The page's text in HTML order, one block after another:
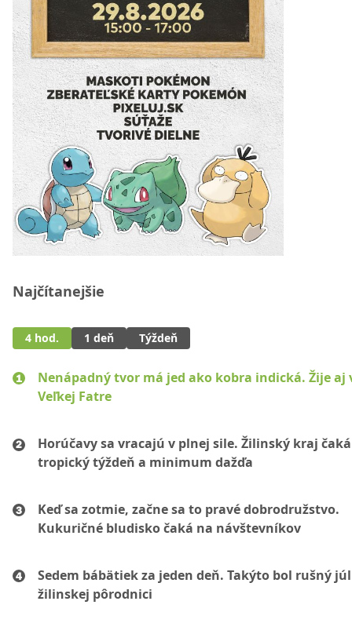
Najčítanejšie
4 hod. 1 deň Týždeň
Nenápadný tvor má jed ako kobra indická. Žije aj
Veľkej Fatre
Horúčavy sa vracajú v plnej sile. Žilinský kraj čaká
tropický týždeň a minimum dažďa
Keď sa zotmie, začne sa to pravé dobrodružstvo.
Kukuričné bludisko čaká na návštevníkov
Sedem bábätiek za jeden deň. Takýto bol rušný
žilinskej pôrodnici